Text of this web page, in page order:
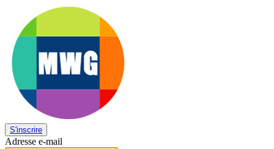
S'inscrire
Adresse e-mail